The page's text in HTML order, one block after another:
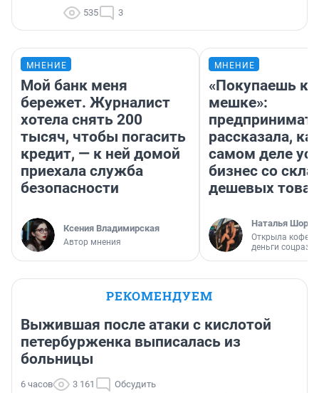
535 3
МНЕНИЕ
Мой банк меня
бережет. Журналист
хотела снять 200
тысяч, чтобы погасить
кредит, — к ней домой
приехала служба
безопасности
Ксения Владимирская
Автор мнения
МНЕНИЕ
«Покупаешь
мешке»:
рассказала,
самом деле
бизнес со
дешевых
Наталья
Открыла
деньги
РЕКОМЕНДУЕМ
Выжившая после атаки с кислотой
петербурженка выписалась из
больницы
6 часов 3 161 Обсудить